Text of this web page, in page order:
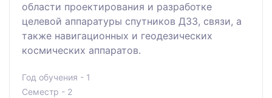
области проектирования и разработке
целевой аппаратуры спутников ДЗЗ, связи, а
также навигационных и геодезических
космических аппаратов.
Год обучения - 1
Семестр - 2